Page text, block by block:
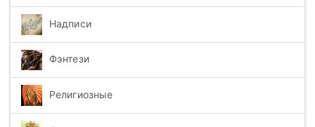
Надписи
Фэнтези
Религиозные